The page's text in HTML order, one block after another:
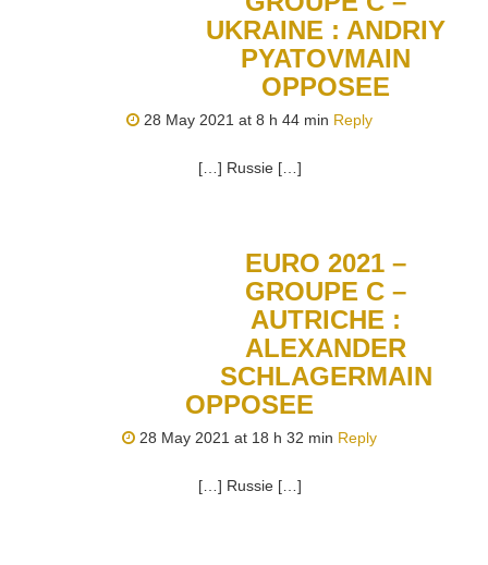
UKRAINE : ANDRIY
PYATOVMAIN
OPPOSEE
28 May 2021 at 8 h 44 min Reply
[…] Russie […]
EURO 2021 –
GROUPE C –
AUTRICHE :
ALEXANDER
SCHLAGERMAIN
OPPOSEE
28 May 2021 at 18 h 32 min Reply
[…] Russie […]